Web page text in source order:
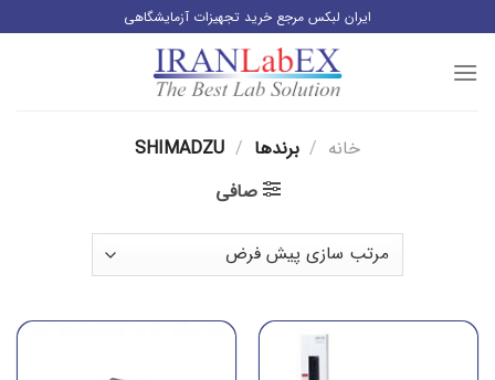
از
محتوا
ایران لبکس مرجع خرید تجهیزات آزمایشگاهی
خانه / برندها /
SHIMADZU
صافی